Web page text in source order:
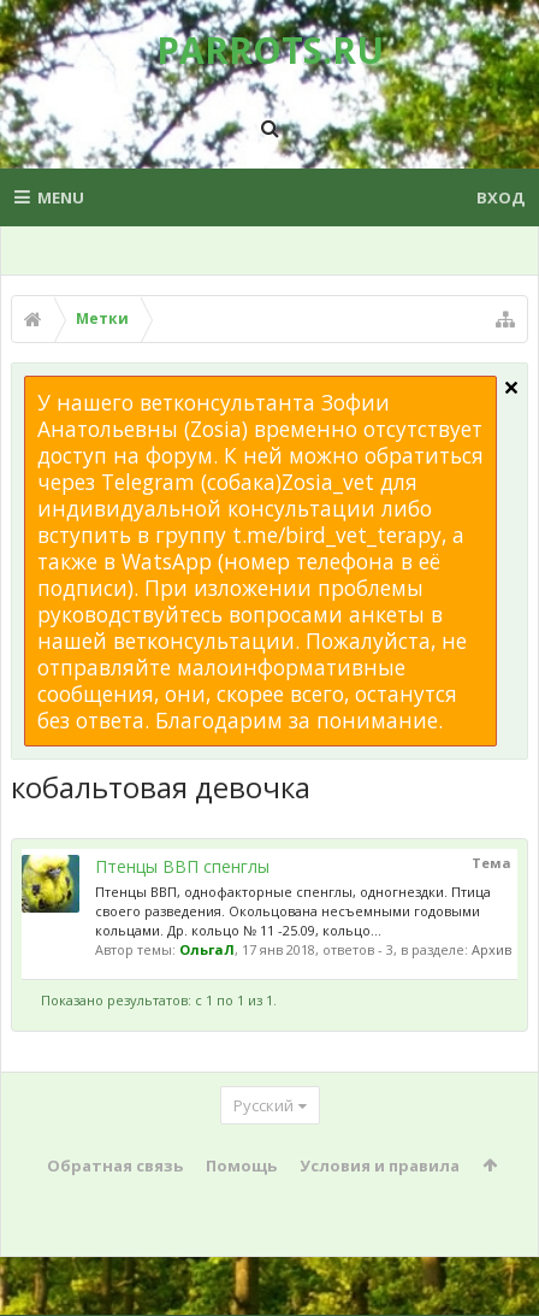
PARROTS.RU
MENU ВХОД
Метки
У нашего ветконсультанта Зофии
Анатольевны (Zosia) временно отсутствует
доступ на форум. К ней можно обратиться
через Telegram (собака)Zosia_vet для
индивидуальной консультации либо
вступить в группу t.me/bird_vet_terapy, а
также в WatsApp (номер телефона в её
подписи). При изложении проблемы
руководствуйтесь вопросами анкеты в
нашей ветконсультации. Пожалуйста, не
отправляйте малоинформативные
сообщения, они, скорее всего, останутся
без ответа. Благодарим за понимание.
кобальтовая девочка
Тема
Птенцы ВВП спенглы
Птенцы ВВП, однофакторные спенглы, одногнездки. Птица
своего разведения. Окольцована несъемными годовыми
кольцами. Др. кольцо № 11 -25.09, кольцо...
Автор темы: ОльгаЛ, 17 янв 2018, ответов - 3, в разделе: Архив
Показано результатов: с 1 по 1 из 1.
Русский
Обратная связь Помощь Условия и правила